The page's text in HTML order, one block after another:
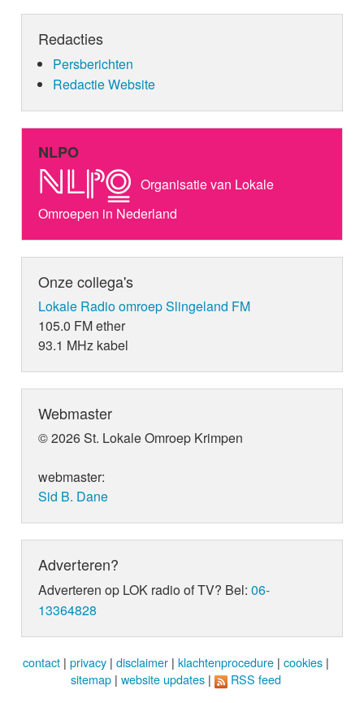
Redacties
Persberichten
Redactie Website
NLPO
Organisatie van Lokale
Omroepen in Nederland
Onze collega's
Lokale Radio omroep Slingeland FM
105.0 FM ether
93.1 MHz kabel
Webmaster
© 2026 St. Lokale Omroep Krimpen
webmaster:
Sid B. Dane
Adverteren?
Adverteren op LOK radio of TV? Bel:06-
13364828
contact | privacy | disclaimer | klachtenprocedure | cookies |
sitemap | website updates | RSS feed